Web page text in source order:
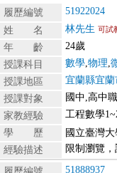
履歷編號 51922024
姓 名
林先生 可試
年 齡
24歲
授課科目
數學,物理,
授課地區
宜蘭縣宜蘭
授課對象
國中,高中
家教經驗
工程數學
學 歷
國立臺灣
經驗描述
限制瀏覽
51888937